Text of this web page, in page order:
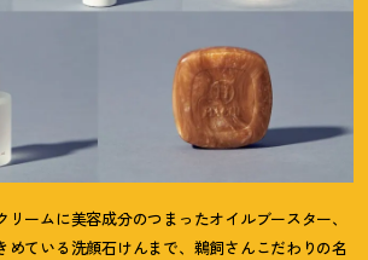
リームに美容成分のつまったオイルブースター、
めている洗顔石けんまで、鵜飼さんこだわりの名